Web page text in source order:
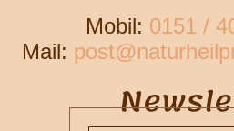
Mobil: 0151 /
Mail: